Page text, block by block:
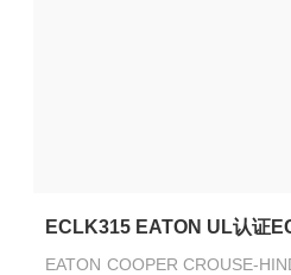
ECLK315 EATON UL认证
EATON COOPER CROUSE-